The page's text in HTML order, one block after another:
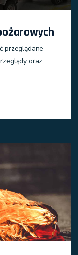
przeglądane
oraz